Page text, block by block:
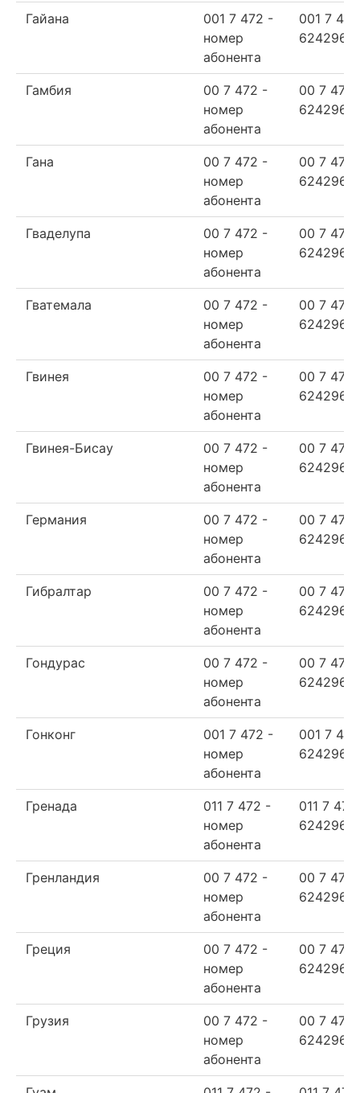
Гайана
001 7 472 -
номер
абонента
001 7 472
624296
Гамбия
00 7 472 -
номер
абонента
00 7 472
624296
Гана
00 7 472 -
номер
абонента
00 7 472
624296
Гваделупа
00 7 472 -
номер
абонента
00 7 472
624296
Гватемала
00 7 472 -
номер
абонента
00 7 472
624296
Гвинея
00 7 472 -
номер
абонента
00 7 472
624296
Гвинея-Бисау
00 7 472 -
номер
абонента
00 7 472
624296
Германия
00 7 472 -
номер
абонента
00 7 472
624296
Гибралтар
00 7 472 -
номер
абонента
00 7 472
624296
Гондурас
00 7 472 -
номер
абонента
00 7 472
624296
Гонконг
001 7 472 -
номер
абонента
001 7 472
624296
Гренада
011 7 472 -
номер
абонента
011 7 472
624296
Гренландия
00 7 472 -
номер
абонента
00 7 472
624296
Греция
00 7 472 -
номер
абонента
00 7 472
624296
Грузия
00 7 472 -
номер
абонента
00 7 472
624296